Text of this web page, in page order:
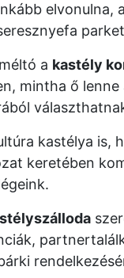
elvonulna,
a kastély
mintha ő
kastélya is,
keretében